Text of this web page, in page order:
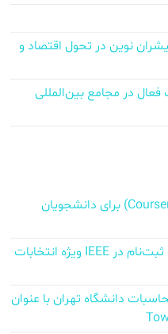
نوین در تحول اقتصاد و
در مجامع بین‌المللی
دریافت رایگان گواهینامه کورسرا (Coursera) برای دانشجویان
کد تخفیف ۵۰ درصد در کارمزد ریالی ثبت‌نام در IEEE ویژه انتخابات
دانشگاه تهران با عنوان